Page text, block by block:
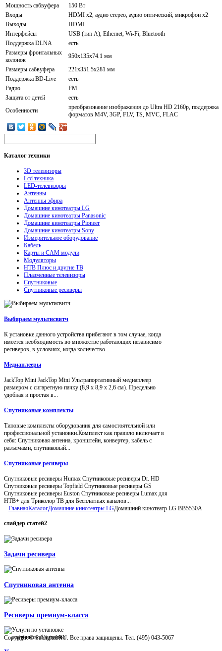
Мощность сабвуфера
150 Вт
Входы
HDMI x2, аудио стерео, аудио оптический, микрофон x2
Выходы
HDMI
Интерфейсы
USB (тип A), Ethernet, Wi-Fi, Bluetooth
Поддержка DLNA
есть
Размеры фронтальных
колонок
950x135x74.1 мм
Размеры сабвуфера
221x351.5x281 мм
Поддержка BD-Live
есть
Радио
FM
Защита от детей
есть
Особенности
преобразование изображения до Ultra HD 2160p, поддержка
форматов M4V, 3GP, FLV, TS, MVC, FLAC
Каталогтехники
3D телевизоры
Lcd техника
LED-телевизоры
Антенны
Антенны эфира
Домашние кинотеатры LG
Домашние кинотеатры Panasonic
Домашние кинотеатры Pioneer
Домашние кинотеатры Sony
Измерительное оборудование
Кабель
Карты и CAM модули
Модуляторы
НТВ Плюс и другие ТВ
Плазменные телевизоры
Спутниковые
Спутниковые ресиверы
Выбираем мультисвитч
К установке данного устройства прибегают в том случае, когда
имеется необходимость во множестве работающих независимо
ресиверов, в условиях, когда количество...
Медиаплееры
JackTop Mini JackTop Mini Ультрапортативный медиаплеер
размером с сигаретную пачку (8,9 x 8,9 x 2,6 см). Предельно
удобная и простая в...
Спутниковые комплекты
Типовые комплекты оборудования для самостоятельной или
профессиональной установки.Комплект как правило включает в
себя: Спутниковая антенна, кронштейн, конвертер, кабель с
разъемами, спутниковый...
Спутниковые ресиверы
Спутниковые ресиверы Humax Спутниковые ресиверы Dr. HD
Спутниковые ресиверы Topfield Спутниковые ресиверы GS
Спутниковые ресиверы Euston Спутниковые ресиверы Lumax для
НТВ+ для Триколор ТВ для Бесплатных каналов...
ГлавнаяКаталогДомашние кинотеатры LGДомашний кинотеатр LG BB5530A
слайдер статей2
Задачи ресивера
Спутниковая антенна
Ресиверы премиум-класса
Copyright © Satdigital.RU. Все права защищены. Тел. (495) 043-5067